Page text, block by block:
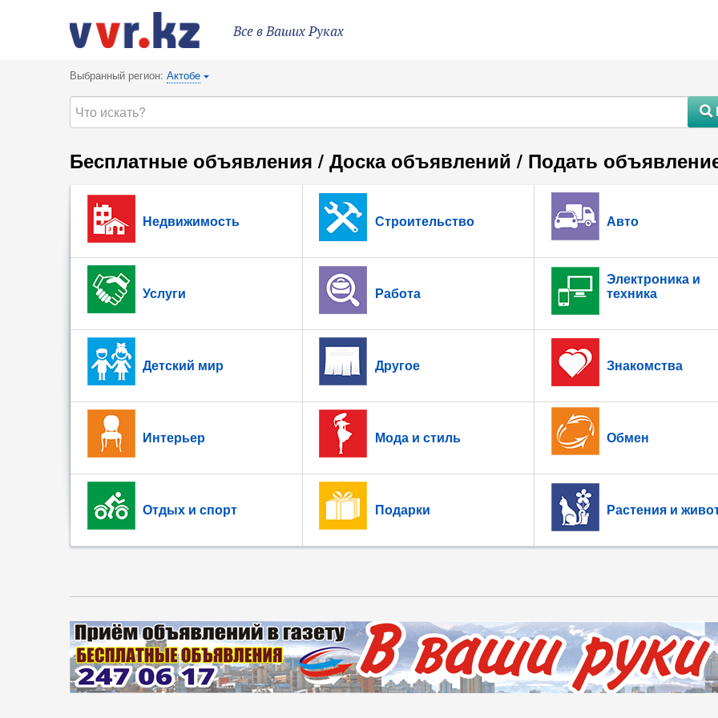
Все в Ваших Руках
Выбранный регион: Актобе {
#
Бесплатные объявления / Доска объявлений / Подать
Недвижимость Строительство Авто
Услуги Работа
Электроника и
техника
Детский мир Другое Знакомства
Интерьер Мода и стиль Обмен
Отдых и спорт Подарки Растения и